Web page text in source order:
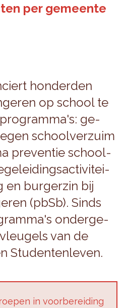
per gemeente
hon­der­den
op school te
ge­
school­ver­zuim
pre­ven­tie school­
en bur­ger­zin bij
(pbSb). Sinds
on­der­ge­
van de
Stu­den­ten­le­ven.
in voor­be­rei­ding